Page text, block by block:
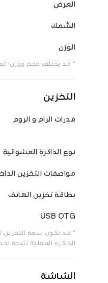
العرض
السُّمك
الوزن
* قد يختلف حجم ووزن
التخزين
قدرات الرام و الروم
نوع الذاكرة العشوائية
مواصفات التخزين
بطاقة تخزين الهاتف
USB OTG
* قد تكون سعة التخزين
الذاكرة الفعلية نتيجة
الشاشة